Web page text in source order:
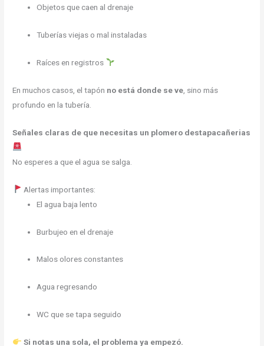
Objetos que caen al drenaje
Tuberías viejas o mal instaladas
Raíces en registros
En muchos casos, el tapón no está donde se ve , sino más
profundo en la tubería.
Señales claras de que necesitas un plomero destapacañerias
No esperes a que el agua se salga.
Alertas importantes:
El agua baja lento
Burbujeo en el drenaje
Malos olores constantes
Agua regresando
WC que se tapa seguido
Si notas una sola, el problema ya empezó.